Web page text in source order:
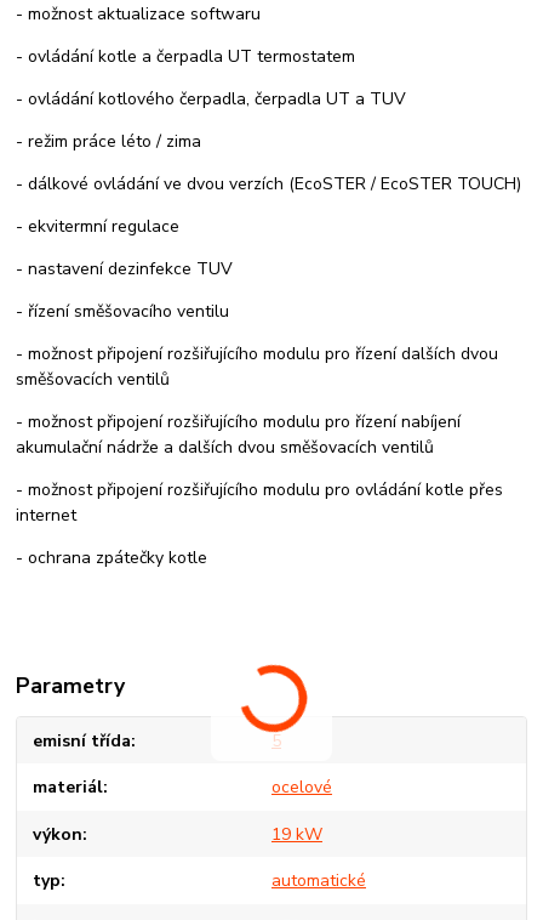
- možnost aktualizace softwaru
- ovládání kotle a čerpadla UT termostatem
- ovládání kotlového čerpadla, čerpadla UT a TUV
- režim práce léto / zima
- dálkové ovládání ve dvou verzích (EcoSTER / EcoSTER TOUCH)
- ekvitermní regulace
- nastavení dezinfekce TUV
- řízení směšovacího ventilu
- možnost připojení rozšiřujícího modulu pro řízení dalších dvou
směšovacích ventilů
- možnost připojení rozšiřujícího modulu pro řízení nabíjení
akumulační nádrže a dalších dvou směšovacích ventilů
- možnost připojení rozšiřujícího modulu pro ovládání kotle přes
internet
- ochrana zpátečky kotle
Parametry
emisní třída 5
materiál ocelové
výkon 19 kW
typ automatické